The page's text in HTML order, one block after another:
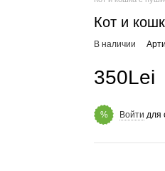
Кот и
В наличии
350Lei
% Войти для